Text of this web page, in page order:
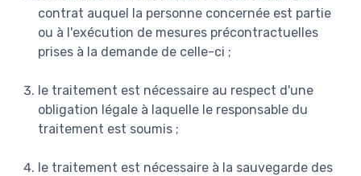
contrat auquel la personne concernée est partie
ou à l'exécution de mesures précontractuelles
prises à la demande de celle-ci ;
le traitement est nécessaire au respect d'une
obligation légale à laquelle le responsable du
traitement est soumis ;
le traitement est nécessaire à la sauvegarde des